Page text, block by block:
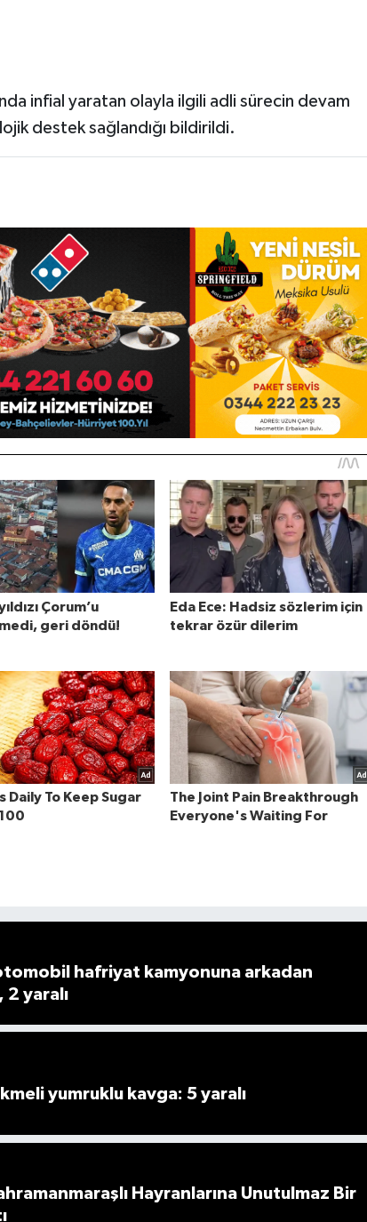
infial yaratan olayla ilgili adli sürecin devam
destek sağlandığı bildirildi.
hafriyat kamyonuna arkadan
2 yaralı
yumruklu kavga: 5 yaralı
Hayranlarına Unutulmaz Bir